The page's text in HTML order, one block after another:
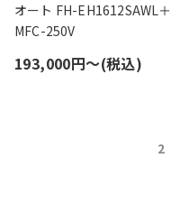
オート FH-EH1612SAWL＋
MFC-250V
193,000円〜(税込)
2